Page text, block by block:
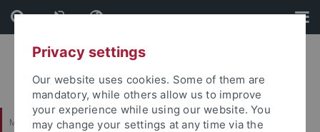
Skip
to
content
Skip
to
footer
Mathematisch-Naturwissenschaftliche Fakultät
Privacy settings
Our website uses cookies. Some of them are
mandatory, while others allow us to improve
your experience while using our website. You
may change your settings at any time via the